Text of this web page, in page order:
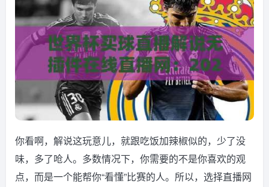
你看啊，解说这玩意儿，就跟吃饭加辣椒似的，少了没
味，多了呛人。多数情况下，你需要的不是你喜欢的观
点，而是一个能帮你“看懂”比赛的人。所以，选择直播网